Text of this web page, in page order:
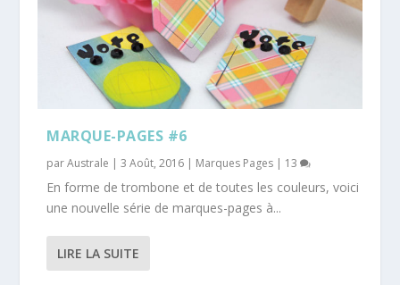
MARQUE-PAGES #6
parAustrale |3 Août, 2016 | Marques Pages | 13
En forme de trombone et de toutes les couleurs, voici
une nouvelle série de marques-pages à...
LIRE LA SUITE